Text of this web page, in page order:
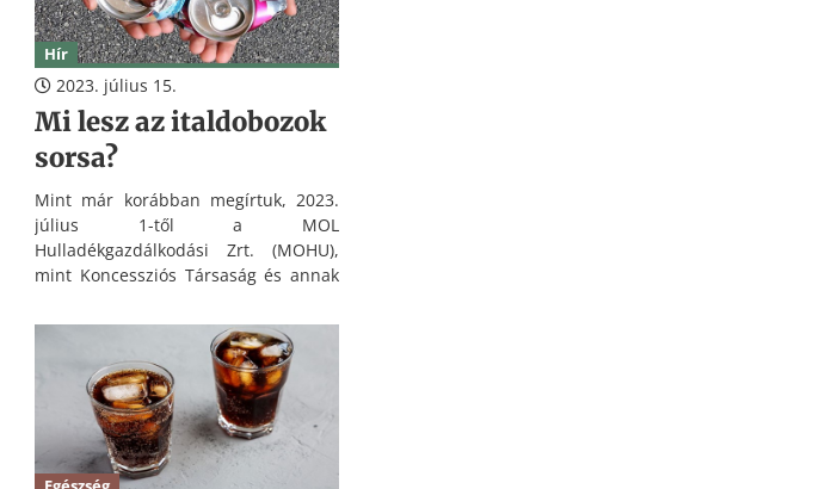
Hír
2023. július 15.
Mi lesz az italdobozok
sorsa?
Mint már korábban megírtuk, 2023.
július 1-től a MOL
Hulladékgazdálkodási Zrt. (MOHU),
mint Koncessziós Társaság és annak
települések szilárdhulladék gyűjtését.